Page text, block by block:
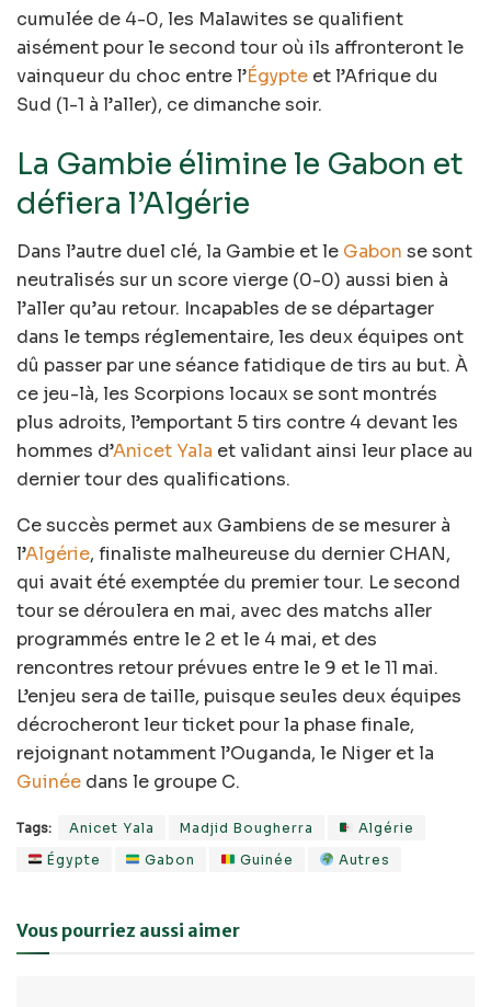
cumulée de 4-0, les Malawites se qualifient
aisément pour le second tour où ils affronteront le
vainqueur du choc entre l’Égypte et l’Afrique du
Sud (1-1 à l’aller), ce dimanche soir.
La Gambie élimine le Gabon et
défiera l’Algérie
Dans l’autre duel clé, la Gambie et le Gabon se sont
neutralisés sur un score vierge (0-0) aussi bien à
l’aller qu’au retour. Incapables de se départager
dans le temps réglementaire, les deux équipes ont
dû passer par une séance fatidique de tirs au but. À
ce jeu-là, les Scorpions locaux se sont montrés
plus adroits, l’emportant 5 tirs contre 4 devant les
hommes d’Anicet Yala et validant ainsi leur place au
dernier tour des qualifications.
Ce succès permet aux Gambiens de se mesurer à
l’Algérie, finaliste malheureuse du dernier CHAN,
qui avait été exemptée du premier tour. Le second
tour se déroulera en mai, avec des matchs aller
programmés entre le 2 et le 4 mai, et des
rencontres retour prévues entre le 9 et le 11 mai.
L’enjeu sera de taille, puisque seules deux équipes
décrocheront leur ticket pour la phase finale,
rejoignant notamment l’Ouganda, le Niger et la
Guinée dans le groupe C.
Tags: Anicet Yala Madjid Bougherra
Algérie
Égypte
Gabon Guinée Autres
Vous pourriez aussi aimer